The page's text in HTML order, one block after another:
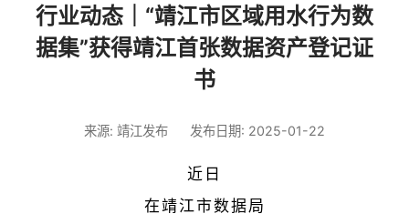
行业动态｜“靖江市区域用水行为数
据集”获得靖江首张数据资产登记证
书
来源: 靖江发布 发布日期: 2025-01-22
近日
在靖江市数据局